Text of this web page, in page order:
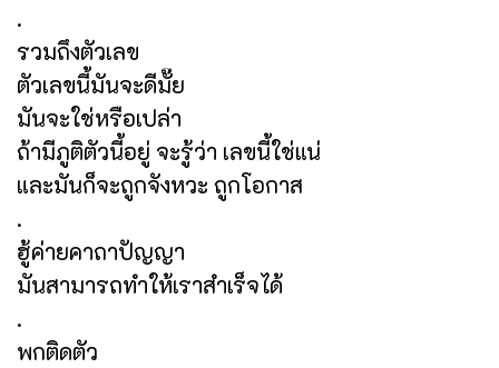
.
รวมถึงตัวเลข
ตัวเลขนี้มันจะดีมั๊ย
มันจะใช่หรือเปล่า
ถ้ามีภูติตัวนี้อยู่ จะรู้ว่า เลขนี้ใช่แน่
และมันก็จะถูกจังหวะ ถูกโอกาส
.
ฮู้ค่ายคาถาปัญญา
มันสามารถทำให้เราสำเร็จได้
.
พกติดตัว